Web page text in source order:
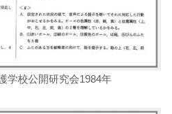
学校公開研究会1984年